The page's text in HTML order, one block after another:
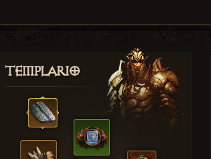
Templario